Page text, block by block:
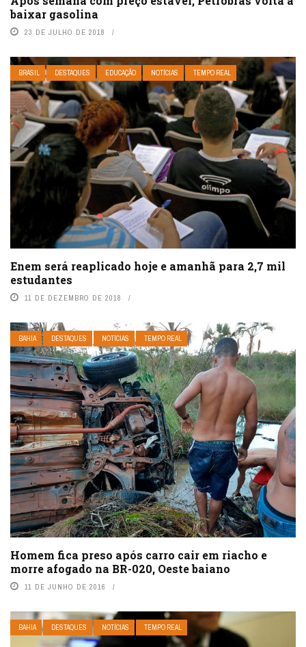
baixar gasolina
23 DE JULHO DE 2018
BRASIL DESTAQUES EDUCAÇÃO NOTÍCIAS TEMPO REAL
Enem será reaplicado hoje e amanhã para 2,7 mil
estudantes
11 DE DEZEMBRO DE 2018
BAHIA DESTAQUES NOTÍCIAS TEMPO REAL
Homem fica preso após carro cair em riacho e
morre afogado na BR-020, Oeste baiano
11 DE JUNHO DE 2016
BAHIA DESTAQUES NOTÍCIAS TEMPO REAL